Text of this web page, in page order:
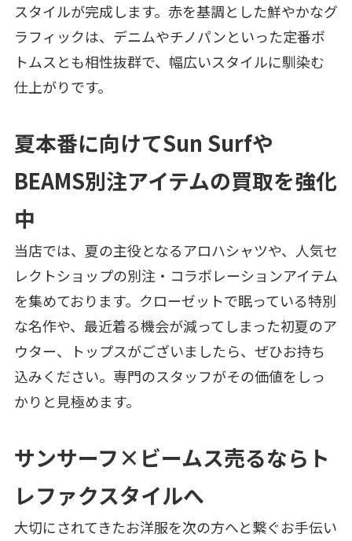
スタイルが完成します。赤を基調とした鮮やかなグ
ラフィックは、デニムやチノパンといった定番ボ
トムスとも相性抜群で、幅広いスタイルに馴染む
仕上がりです。
夏本番に向けてSun Surfや
BEAMS別注アイテムの買取を強化
中
当店では、夏の主役となるアロハシャツや、人気セ
レクトショップの別注・コラボレーションアイテム
を集めております。クローゼットで眠っている特別
な名作や、最近着る機会が減ってしまった初夏のア
ウター、トップスがございましたら、ぜひお持ち
込みください。専門のスタッフがその価値をしっ
かりと見極めます。
サンサーフ×ビームス売るならト
レファクスタイルへ
大切にされてきたお洋服を次の方へと繋ぐお手伝い